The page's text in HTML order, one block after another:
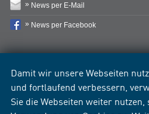
Damit wir unsere Webseiten
und fortlaufend verbessern,
Sie die Webseiten weiter
News per E-Mail
News per Facebook